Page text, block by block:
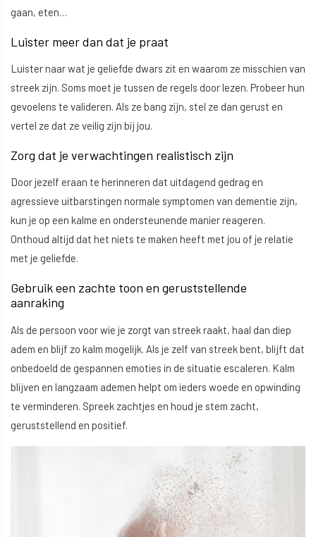
gaan, eten…
Luister meer dan dat je praat
Luister naar wat je geliefde dwars zit en waarom ze misschien van
streek zijn. Soms moet je tussen de regels door lezen. Probeer hun
gevoelens te valideren. Als ze bang zijn, stel ze dan gerust en
vertel ze dat ze veilig zijn bij jou.
Zorg dat je verwachtingen realistisch zijn
Door jezelf eraan te herinneren dat uitdagend gedrag en
agressieve uitbarstingen normale symptomen van dementie zijn,
kun je op een kalme en ondersteunende manier reageren.
Onthoud altijd dat het niets te maken heeft met jou of je relatie
met je geliefde.
Gebruik een zachte toon en geruststellende
aanraking
Als de persoon voor wie je zorgt van streek raakt, haal dan diep
adem en blijf zo kalm mogelijk. Als je zelf van streek bent, blijft dat
onbedoeld de gespannen emoties in de situatie escaleren. Kalm
blijven en langzaam ademen helpt om ieders woede en opwinding
te verminderen. Spreek zachtjes en houd je stem zacht,
geruststellend en positief.